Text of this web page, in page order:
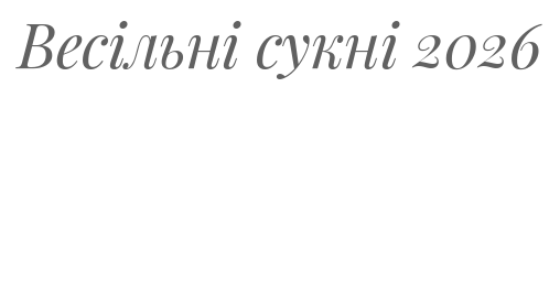
Весільні сукні 2026